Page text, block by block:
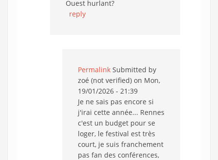
Ouest hurlant?
reply
Permalink Submitted by
zoé (not verified) on Mon,
19/01/2026 - 21:39
Je ne sais pas encore si
j'irai cette année... Rennes
c'est un budget pour se
loger, le festival est très
court, je suis franchement
pas fan des conférences,